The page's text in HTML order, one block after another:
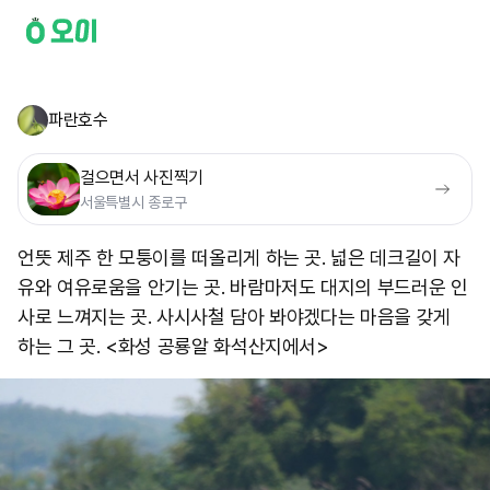
파란호수
걸으면서 사진찍기
서울특별시 종로구
언뜻 제주 한 모퉁이를 떠올리게 하는 곳. 넓은 데크길이 자
유와 여유로움을 안기는 곳. 바람마저도 대지의 부드러운 인
사로 느껴지는 곳. 사시사철 담아 봐야겠다는 마음을 갖게
하는 그 곳. <화성 공룡알 화석산지에서>